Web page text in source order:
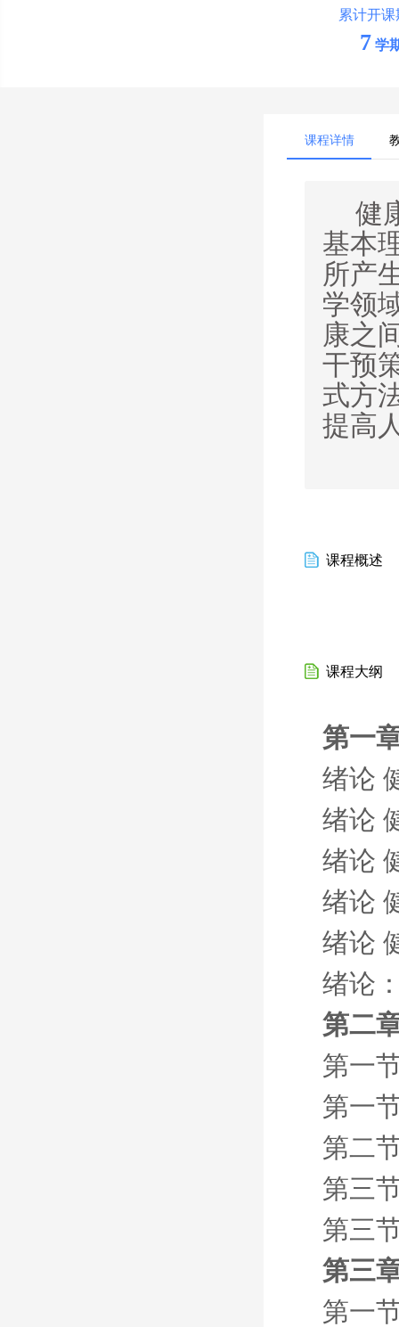
累计开课
7 学
课程详情
健
基本
所产
学领
康之
干预
式方
提高
课程概述
课程大纲
第一
绪论
绪论
绪论
绪论
绪论
绪论
第二
第一
第一
第二
第三
第三
第三
第一